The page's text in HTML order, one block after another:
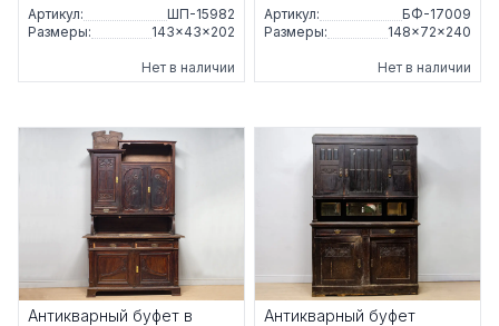
Артикул:
ШП-15982
Размеры:
143×43×202
Нет в наличии
Артикул:
БФ-17009
Размеры:
148×72×240
Нет в наличии
Антикварный буфет в
Антикварный буфет